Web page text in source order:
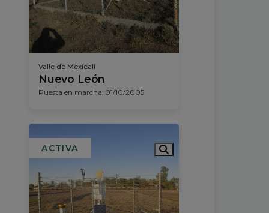
Valle de Mexicali
Nuevo León
Puesta en marcha: 01/10/2005
ACTIVA